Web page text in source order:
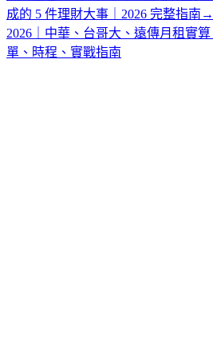
成的 5 件理財大事｜2026 完整指南 →
2026｜中華、台哥大、遠傳月租實算
單、時程、實戰指南